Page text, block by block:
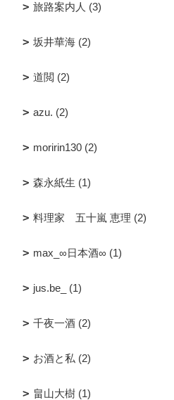
旅路案内人 (3)
坂井華海 (2)
道閲 (2)
azu. (2)
moririn130 (2)
森永紙生 (1)
料理家 五十嵐 恵理 (2)
max_∞日本酒∞ (1)
jus.be_ (1)
千夜一酒 (2)
お酒と私 (2)
畠山大樹 (1)